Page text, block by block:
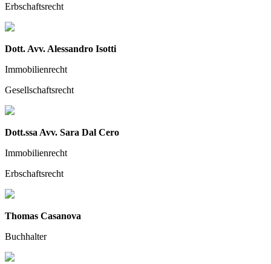
Erbschaftsrecht
Dott. Avv. Alessandro Isotti
Immobilienrecht
Gesellschaftsrecht
Dott.ssa Avv. Sara Dal Cero
Immobilienrecht
Erbschaftsrecht
Thomas Casanova
Buchhalter